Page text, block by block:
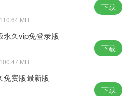
MB
下载
永久vip免登录版
MB
下载
免费版最新版
下载